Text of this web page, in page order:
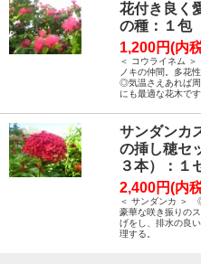
花付き良く
の種：１包
1,200円(内
＜ コウライネム
ノキの仲間。多花
◎気温さえあれば
にも最適な花木です
サンダンカ
の挿し穂セ
３本）：１
2,400円(内
＜ サンダンカ ＞
豪華な咲き振りの
げをし、排水の良
理する。